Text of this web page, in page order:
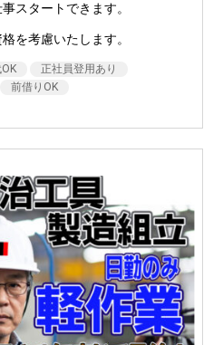
スタートできます。
を考慮いたします。
正社員登用あり
前借りOK